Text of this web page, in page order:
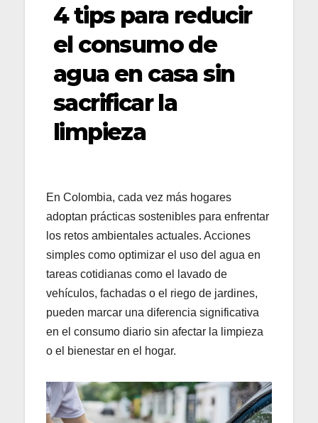
4 tips para reducir
el consumo de
agua en casa sin
sacrificar la
limpieza
En Colombia, cada vez más hogares
adoptan prácticas sostenibles para enfrentar
los retos ambientales actuales. Acciones
simples como optimizar el uso del agua en
tareas cotidianas como el lavado de
vehículos, fachadas o el riego de jardines,
pueden marcar una diferencia significativa
en el consumo diario sin afectar la limpieza
o el bienestar en el hogar.